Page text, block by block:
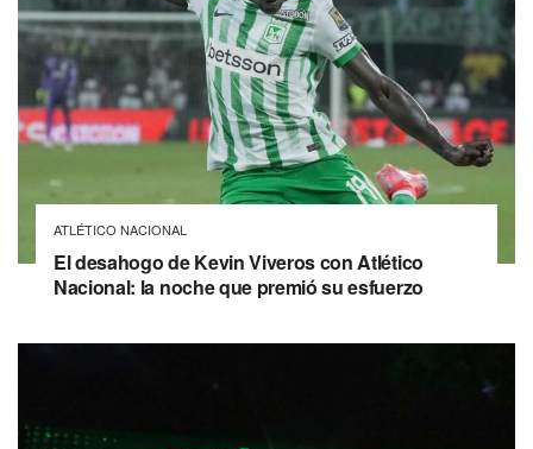
ATLÉTICO NACIONAL
El desahogo de Kevin Viveros con Atlético
Nacional: la noche que premió su esfuerzo